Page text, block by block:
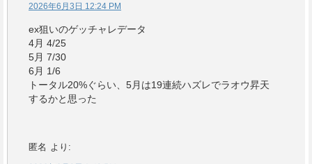
2026年6月3日 12:24 PM
ex狙いのゲッチャレデータ
4月 4/25
5月 7/30
6月 1/6
トータル20%ぐらい、5月は19連続ハズレでラオウ昇天
するかと思った
匿名 より: